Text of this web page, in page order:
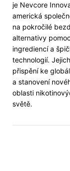
je Nevcore
americká
na pokročilé
alternativy
ingrediencí a
technologií.
přispění ke
a stanovení
oblasti
světě.